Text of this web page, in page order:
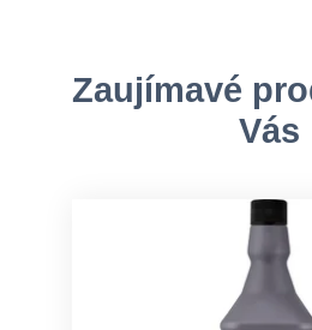
Zaujímavé
Vás